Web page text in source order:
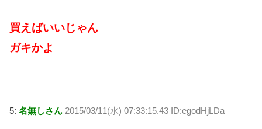
k
買えばいいじゃん
ガキかよ
5: 名無しさん 2015/03/11(水) 07:33:15.43 ID:egodHjLDa